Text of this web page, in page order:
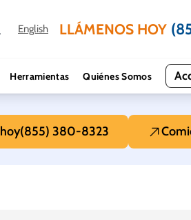
English LLÁMENOS HOY
Herramientas Quiénes Somos
hoy(855) 380-8323